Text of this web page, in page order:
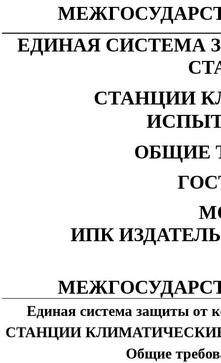
ЕДИНАЯ СИСТЕМА
СТАНЦИИ
ОБЩИЕ
ИПК
Единая система защиты от
СТАНЦИИ
Общие